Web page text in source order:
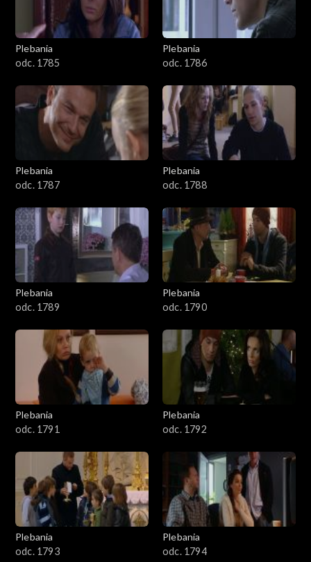
Plebania
odc. 1785
Plebania
odc. 1786
Plebania
odc. 1787
Plebania
odc. 1788
Plebania
odc. 1789
Plebania
odc. 1790
Plebania
odc. 1791
Plebania
odc. 1792
Plebania
odc. 1793
Plebania
odc. 1794